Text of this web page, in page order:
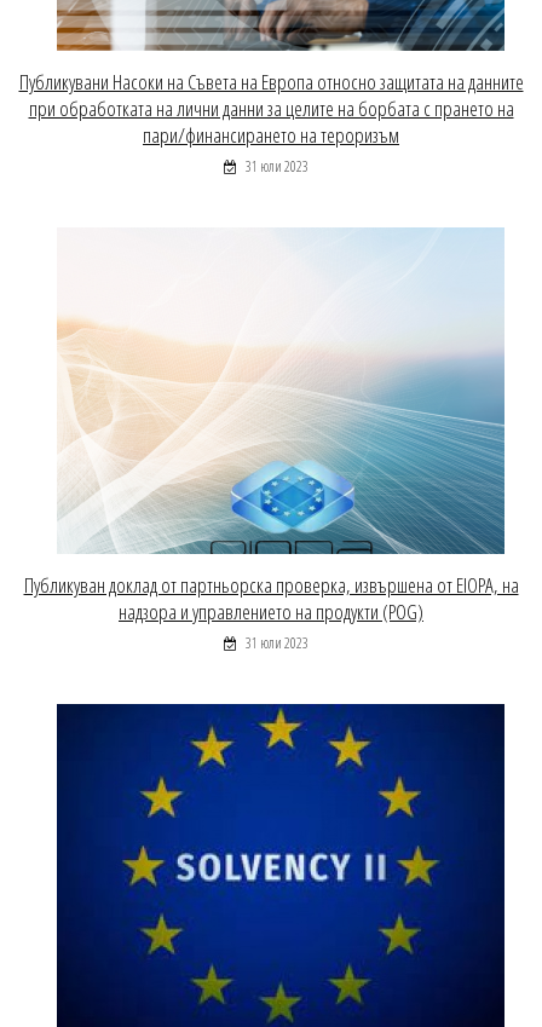
Публикувани Насоки на Съвета на Европа относно защитата на данните
при обработката на лични данни за целите на борбата с прането на
пари/финансирането на тероризъм
31 юли 2023
Публикуван доклад от партньорска проверка, извършена от EIOPA, на
надзора и управлението на продукти (POG)
31 юли 2023